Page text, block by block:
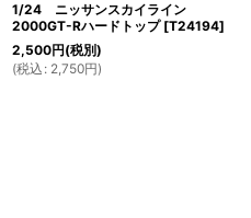
1/24 ニッサンスカイライン
2000GT-Rハードトップ [T24194]
2,500円(税別)
(税込 : 2,750円)